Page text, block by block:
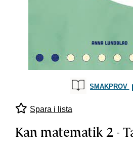
SMAKPROV
Spara i lista
Kan matematik 2 -